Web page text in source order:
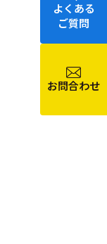
よくある
ご質問
お問合わせ